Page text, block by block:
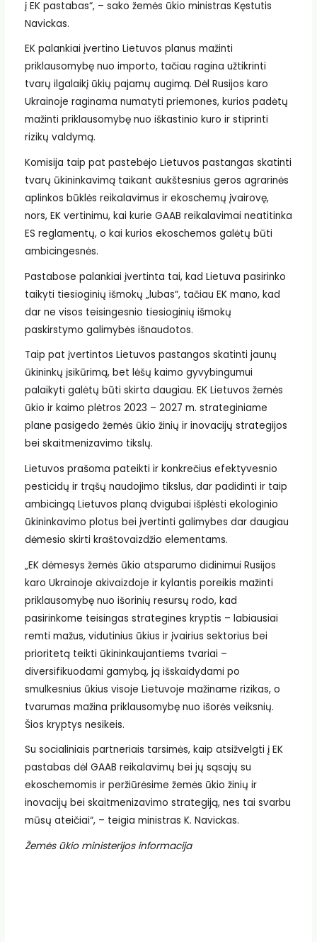
į EK pastabas“, – sako žemės ūkio ministras Kęstutis
Navickas.
EK palankiai įvertino Lietuvos planus mažinti
priklausomybę nuo importo, tačiau ragina užtikrinti
tvarų ilgalaikį ūkių pajamų augimą. Dėl Rusijos karo
Ukrainoje raginama numatyti priemones, kurios padėtų
mažinti priklausomybę nuo iškastinio kuro ir stiprinti
rizikų valdymą.
Komisija taip pat pastebėjo Lietuvos pastangas skatinti
tvarų ūkininkavimą taikant aukštesnius geros agrarinės
aplinkos būklės reikalavimus ir ekoschemų įvairovę,
nors, EK vertinimu, kai kurie GAAB reikalavimai neatitinka
ES reglamentų, o kai kurios ekoschemos galėtų būti
ambicingesnės.
Pastabose palankiai įvertinta tai, kad Lietuva pasirinko
taikyti tiesioginių išmokų „lubas“, tačiau EK mano, kad
dar ne visos teisingesnio tiesioginių išmokų
paskirstymo galimybės išnaudotos.
Taip pat įvertintos Lietuvos pastangos skatinti jaunų
ūkininkų įsikūrimą, bet lėšų kaimo gyvybingumui
palaikyti galėtų būti skirta daugiau. EK Lietuvos žemės
ūkio ir kaimo plėtros 2023 – 2027 m. strateginiame
plane pasigedo žemės ūkio žinių ir inovacijų strategijos
bei skaitmenizavimo tikslų.
Lietuvos prašoma pateikti ir konkrečius efektyvesnio
pesticidų ir trąšų naudojimo tikslus, dar padidinti ir taip
ambicingą Lietuvos planą dvigubai išplėsti ekologinio
ūkininkavimo plotus bei įvertinti galimybes dar daugiau
dėmesio skirti kraštovaizdžio elementams.
„EK dėmesys žemės ūkio atsparumo didinimui Rusijos
karo Ukrainoje akivaizdoje ir kylantis poreikis mažinti
priklausomybę nuo išorinių resursų rodo, kad
pasirinkome teisingas strategines kryptis – labiausiai
remti mažus, vidutinius ūkius ir įvairius sektorius bei
prioritetą teikti ūkininkaujantiems tvariai –
diversifikuodami gamybą, ją išskaidydami po
smulkesnius ūkius visoje Lietuvoje mažiname rizikas, o
tvarumas mažina priklausomybę nuo išorės veiksnių.
Šios kryptys nesikeis.
Su socialiniais partneriais tarsimės, kaip atsižvelgti į EK
pastabas dėl GAAB reikalavimų bei jų sąsajų su
ekoschemomis ir peržiūrėsime žemės ūkio žinių ir
inovacijų bei skaitmenizavimo strategiją, nes tai svarbu
mūsų ateičiai“, – teigia ministras K. Navickas.
Žemės ūkio ministerijos informacija